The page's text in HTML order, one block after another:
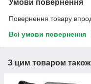
Умови повернення
Повернення товару
Всі умови повернення
З цим товаром